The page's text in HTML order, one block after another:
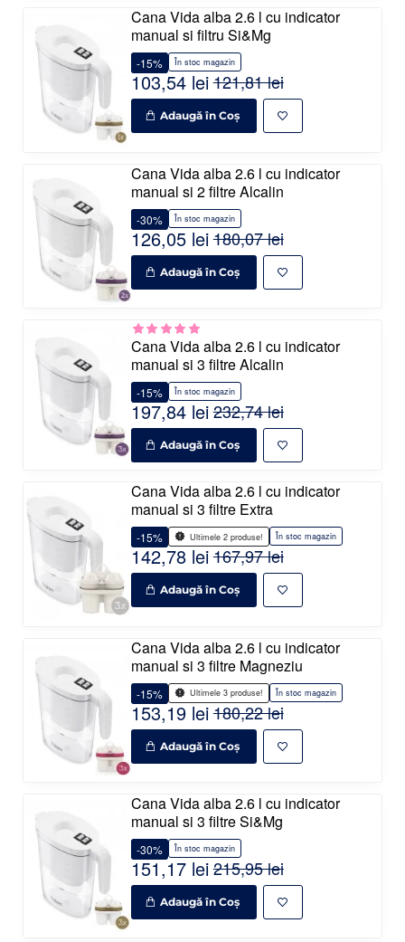
Cana Vida alba 2.6 l cu indicator
manual si filtru Si&Mg
În stoc magazin
-15%
103,54 lei121,81 lei
Adaugă în Coş
Cana Vida alba 2.6 l cu indicator
manual si 2 filtre Alcalin
În stoc magazin
-30%
126,05 lei180,07 lei
Adaugă în Coş
Cana Vida alba 2.6 l cu indicator
manual si 3 filtre Alcalin
În stoc magazin
-15%
197,84 lei232,74 lei
Adaugă în Coş
Cana Vida alba 2.6 l cu indicator
manual si 3 filtre Extra
Ultimele 2 produse! În stoc magazin
-15%
142,78 lei167,97 lei
Adaugă în Coş
Cana Vida alba 2.6 l cu indicator
manual si 3 filtre Magneziu
Ultimele 3 produse! În stoc magazin
-15%
153,19 lei180,22 lei
Adaugă în Coş
Cana Vida alba 2.6 l cu indicator
manual si 3 filtre Si&Mg
În stoc magazin
-30%
151,17 lei215,95 lei
Adaugă în Coş